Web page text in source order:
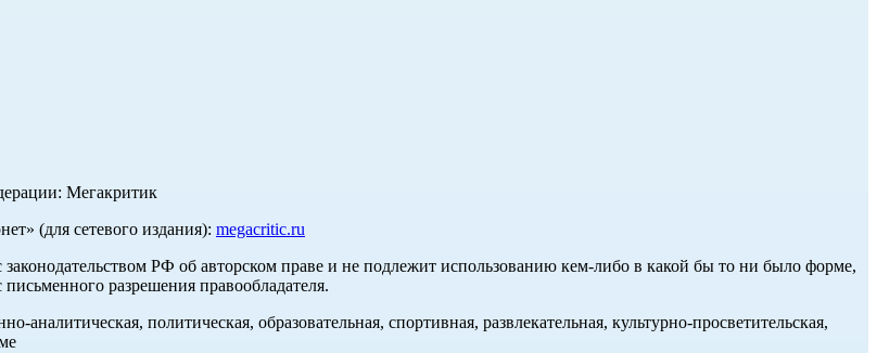
Мегакритик
(для сетевого издания): megacritic.ru
РФ об авторском праве и не подлежит использованию кем-либо в какой бы то ни было форме,
разрешения правообладателя.
политическая, образовательная, спортивная, развлекательная, культурно-просветительская,